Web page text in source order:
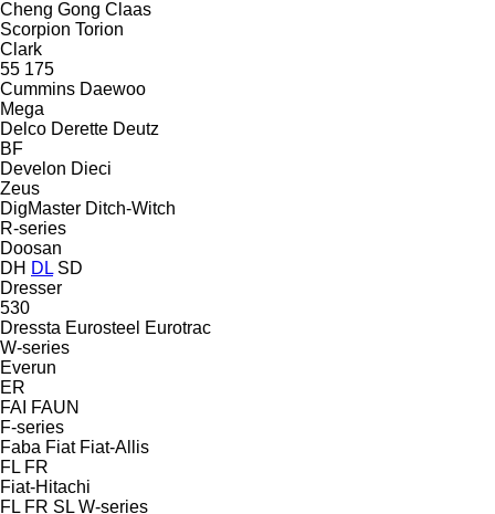
Cheng Gong Claas
Scorpion Torion
Clark
55 175
Cummins Daewoo
Mega
Delco Derette Deutz
BF
Develon Dieci
Zeus
DigMaster Ditch-Witch
R-series
Doosan
DH DL SD
Dresser
530
Dressta Eurosteel Eurotrac
W-series
Everun
ER
FAI FAUN
F-series
Faba Fiat Fiat-Allis
FL FR
Fiat-Hitachi
FL FR SL W-series